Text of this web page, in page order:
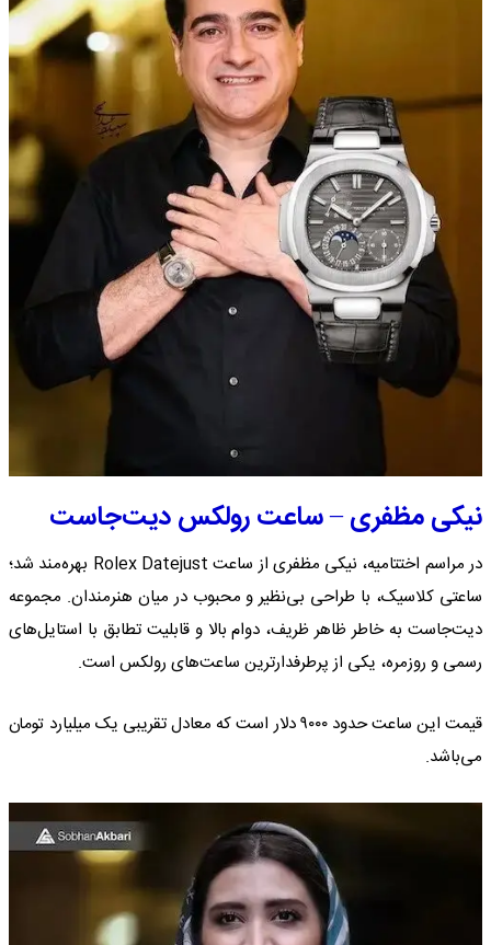
نیکی مظفری – ساعت رولکس دیت‌جاست
در مراسم اختتامیه، نیکی مظفری از ساعت Rolex Datejust بهره‌مند شد؛
ساعتی کلاسیک، با طراحی بی‌نظیر و محبوب در میان هنرمندان. مجموعه
دیت‌جاست به خاطر ظاهر ظریف، دوام بالا و قابلیت تطابق با استایل‌های
رسمی و روزمره، یکی از پرطرفدارترین ساعت‌های رولکس است.
قیمت این ساعت حدود ۹۰۰۰ دلار است که معادل تقریبی یک میلیارد تومان
می‌باشد.